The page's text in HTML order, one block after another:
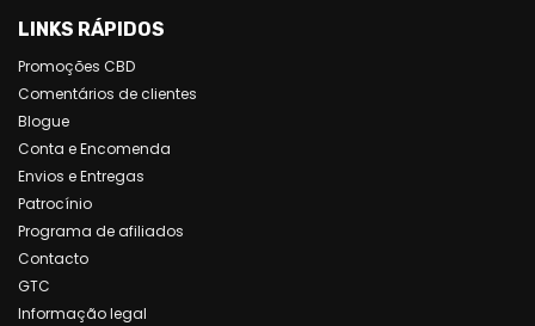
LINKS RÁPIDOS
Promoções CBD
Comentários de clientes
Blogue
Conta e Encomenda
Envios e Entregas
Patrocínio
Programa de afiliados
Contacto
GTC
Informação legal